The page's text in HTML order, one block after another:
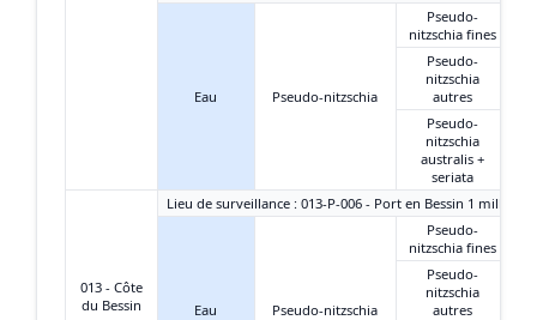
Eau Pseudo-nitzschia
Pseudo-
nitzschia fines
Pseudo-
nitzschia
autres
Pseudo-
nitzschia
australis +
seriata
013 - Côte
du Bessin
Lieu de surveillance : 013-P-006 - Port en Bessin 1 mille
Eau Pseudo-nitzschia
Pseudo-
nitzschia fines
Pseudo-
nitzschia
autres